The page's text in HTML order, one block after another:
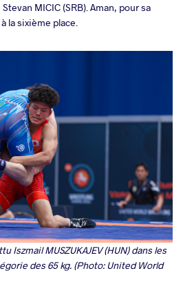
MICIC (SRB). Aman, pour sa
la sixième place.
Iszmail MUSZUKAJEV (HUN) dans les
des 65 kg. (Photo: United World